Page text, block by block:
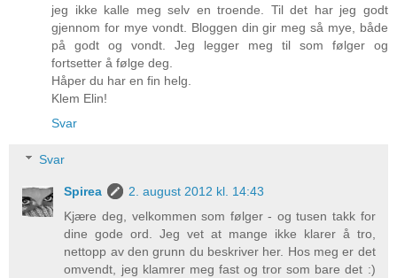
jeg ikke kalle meg selv en troende. Til det har jeg godt
gjennom for mye vondt. Bloggen din gir meg så mye, både
på godt og vondt. Jeg legger meg til som følger og
fortsetter å følge deg.
Håper du har en fin helg.
Klem Elin!
Svar
Svar
Spirea
2. august 2012 kl. 14:43
Kjære deg, velkommen som følger - og tusen takk for
dine gode ord. Jeg vet at mange ikke klarer å tro,
nettopp av den grunn du beskriver her. Hos meg er det
omvendt, jeg klamrer meg fast og tror som bare det :)